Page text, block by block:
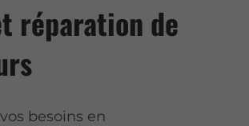
réparation de
besoins en